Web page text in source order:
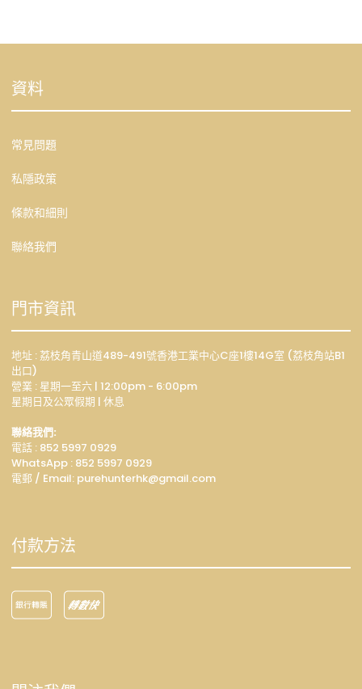
資料
常見問題
私隱政策
條款和細則
聯絡我們
門市資訊
地址 : 荔枝角青山道489-491號香港工業中心C座1樓14G室 (荔枝角站B1
出口)
營業 : 星期一至六 | 12:00pm - 6:00pm
星期日及公眾假期 | 休息
聯絡我們:
電話 : 852 5997 0929
WhatsApp : 852 5997 0929
電郵 / Email: purehunterhk@gmail.com
付款方法